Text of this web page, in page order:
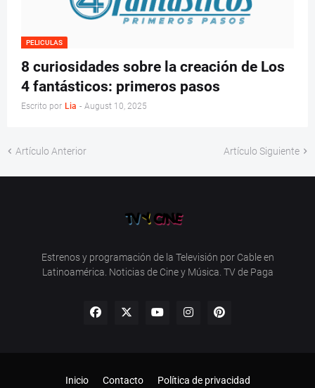
PELICULAS
8 curiosidades sobre la creación de Los
4 fantásticos: primeros pasos
Escrito por Lia - August 10, 2025
Artículo Anterior Artículo Siguiente
Estrenos y programación de la Televisión por Cable en
Latinoamérica. Noticias de Cine y Música. TV de Paga
Inicio Contacto Política de privacidad